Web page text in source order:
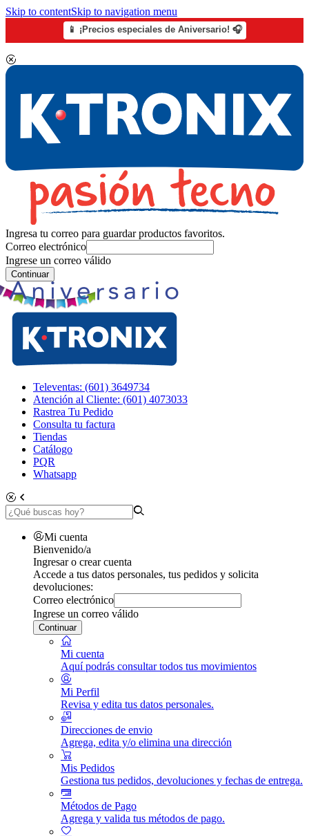
Skip to contentSkip to navigation menu
📱 ¡Precios especiales de Aniversario! 🎧
Ingresa tu correo para guardar productos favoritos.
Correo electrónico
Ingrese un correo válido
Continuar
Televentas: (601) 3649734
Atención al Cliente: (601) 4073033
Rastrea Tu Pedido
Consulta tu factura
Tiendas
Catálogo
PQR
Whatsapp
Mi cuenta
Bienvenido/a
Ingresar o crear cuenta
Accede a tus datos personales, tus pedidos y solicita
devoluciones:
Correo electrónico
Ingrese un correo válido
Continuar
Mi cuenta
Aquí podrás consultar todos tus movimientos
Mi Perfil
Revisa y edita tus datos personales.
Direcciones de envio
Agrega, edita y/o elimina una dirección
Mis Pedidos
Gestiona tus pedidos, devoluciones y fechas de entrega.
Métodos de Pago
Agrega y valida tus métodos de pago.